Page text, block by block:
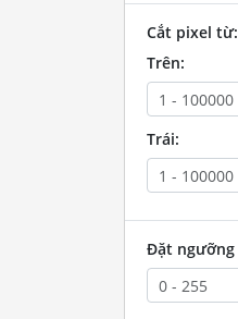
Cắt pixel từ:
Trên:
Trái:
Đặt ngưỡng